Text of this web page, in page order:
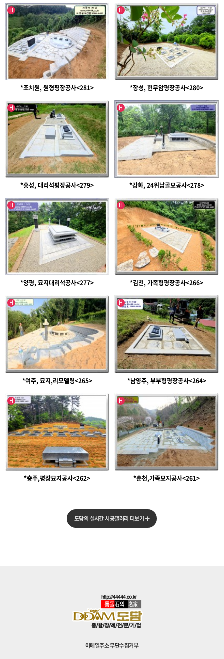
H
인기글
*조치원, 원형평장공사<281>
H
인기글
*장성, 현무암평장공사<280>
H
인기글
*홍성, 대리석평장공사<279>
H
인기글
*강화, 24위납골묘공사<278>
H
인기글
*양평, 묘지대리석공사<277>
H
인기글
*김천, 가족형평장공사<266>
H
인기글
*여주, 묘지,리모델링<265>
H
인기글
*남양주, 부부형평장공사<264>
H
인기글
*충주,평장묘지공사<262>
H
인기글
*춘천,가족묘지공사<261>
도담의 실시간 시공갤러리 더보기
이메일주소 무단수집거부